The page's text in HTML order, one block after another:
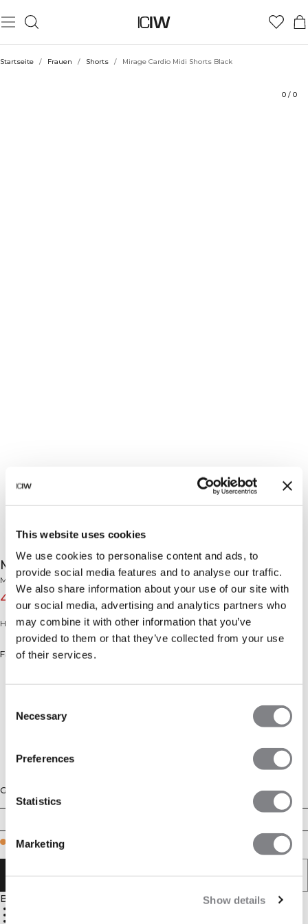
This website uses cookies
We use cookies to personalise content and ads, to
provide social media features and to analyse our traffic.
We also share information about your use of our site with
our social media, advertising and analytics partners who
may combine it with other information that you’ve
provided to them or that they’ve collected from your use
of their services.
Selection
Necessary
Preferences
Statistics
Marketing
Show details
Startseite / Frauen / Shorts / Mirage Cardio Midi Shorts Black
0 / 0
Mirage Cardio Midi Shorts Black
Mirage Collection
47€ (-20%)
Hochtaillierte Laufshorts in Midi-Länge mit Halt und reflektierenden Details.
Farbe: Black
Größe
Few in stock
IN DEN WARENKORB LEGEN
Beschreibung